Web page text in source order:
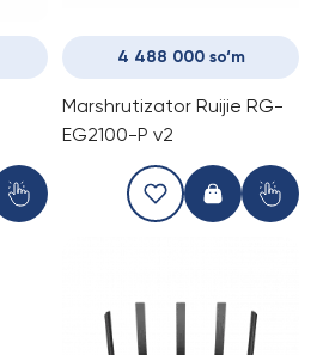
4 488 000 so‘m
Marshrutizator Ruijie RG-
EG2100-P v2